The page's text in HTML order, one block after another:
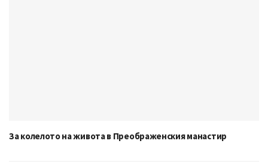
За колелото на живота в Преображенския манастир